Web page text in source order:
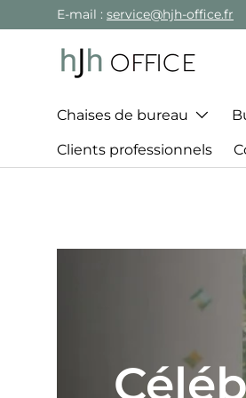
Aller au contenu
E-mail : service@hjh-office.fr
Chaises de bureau
Clients professionnels
Le